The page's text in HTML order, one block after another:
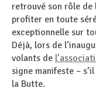
retrouvé son rôle de
profiter en toute
exceptionnelle sur
Déjà, lors de
volants de
signe manifeste –
la Butte.